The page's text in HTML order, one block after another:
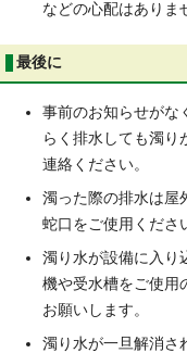
などの心配はありま
最後に
事前のお知らせがな
らく排水しても濁り
連絡ください。
濁った際の排水は屋
蛇口をご使用くださ
濁り水が設備に入り
機や受水槽をご使用
お願いします。
濁り水が一旦解消さ